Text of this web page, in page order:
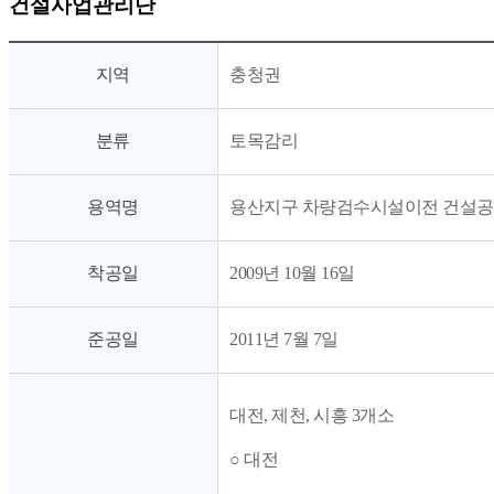
건설사업관리단
지역 충청권
분류 토목감리
용역명 용산지구 차량검수시설이전 건설
착공일 2009년 10월 16일
준공일 2011년 7월 7일
대전, 제천, 시흥 3개소
○ 대전